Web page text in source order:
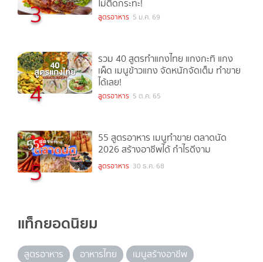
3
ไม่ติดกระทะ!
สูตรอาหาร 5 ม.ค. 69
4
รวม 40 สูตรทำแกงไทย แกงกะทิ แกง
เผ็ด เมนูข้าวแกง จัดหนักจัดเต็ม ทำขาย
ได้เลย!
สูตรอาหาร 5 ต.ค. 65
5
55 สูตรอาหาร เมนูทำขาย ตลาดนัด
2026 สร้างอาชีพได้ กำไรดีงาม
สูตรอาหาร 30 ธ.ค. 68
แท็กยอดนิยม
สูตรอาหาร อาหารไทย
เมนูสร้างอาชีพ